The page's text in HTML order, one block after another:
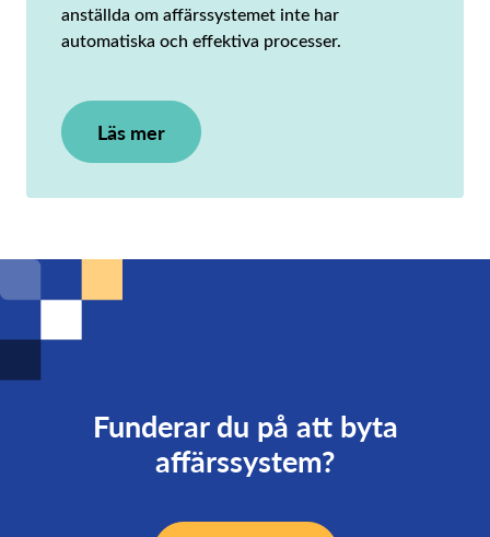
anställda om affärssystemet inte har
automatiska och effektiva processer.
Läs mer
Funderar du på att byta
affärssystem?